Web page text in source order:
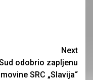
Next
odobrio zapljenu
SRC „Slavija“